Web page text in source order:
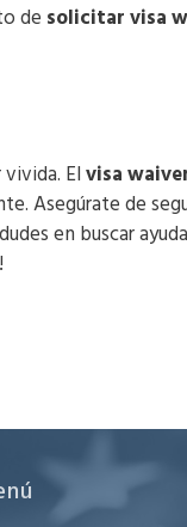
de solicitar visa
Elvisa
Asegúrate de
en buscar